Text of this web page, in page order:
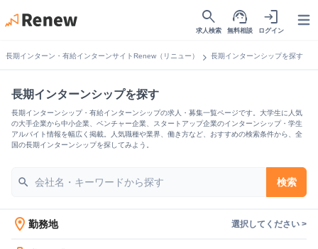
search
求人検索
support_agent
無料相談
login
ログイン
長期インターン・有給インターンサイトRenew（リニュー） chevron_right 長期インターンシップを探す
長期インターンシップを探す
長期インターンシップ・有給インターンシップの求人・募集一覧ページです。大学生に人気
の大手企業から中小企業、ベンチャー企業、スタートアップ企業のインターンシップ・学生
アルバイト情報を幅広く掲載。人気職種や業界、働き方など、おすすめの検索条件から、全
国の長期インターンシップを探してみよう。
search 検索
location_on 勤務地 選択してください >